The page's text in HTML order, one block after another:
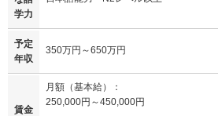
学力
予定
年収
350万円～650万円
賃金
月額（基本給）：
250,000円～450,000円